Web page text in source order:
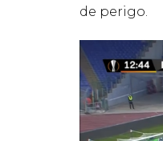
de perigo.